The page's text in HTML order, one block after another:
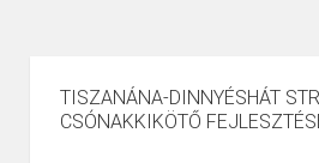
TISZANÁNA-DINNYÉSHÁT
CSÓNAKKIKÖTŐ